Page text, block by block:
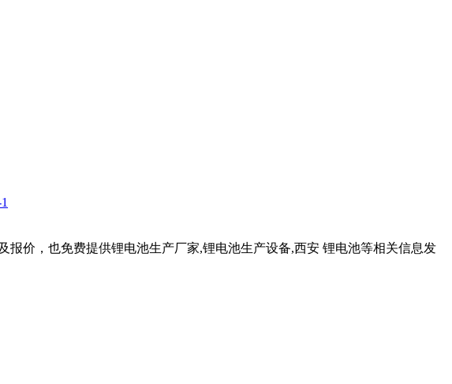
价，也免费提供锂电池生产厂家,锂电池生产设备,西安 锂电池等相关信息发